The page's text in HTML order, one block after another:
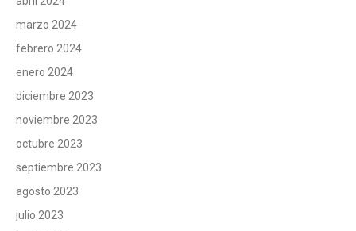
marzo 2024
febrero 2024
enero 2024
diciembre 2023
noviembre 2023
octubre 2023
septiembre 2023
agosto 2023
julio 2023